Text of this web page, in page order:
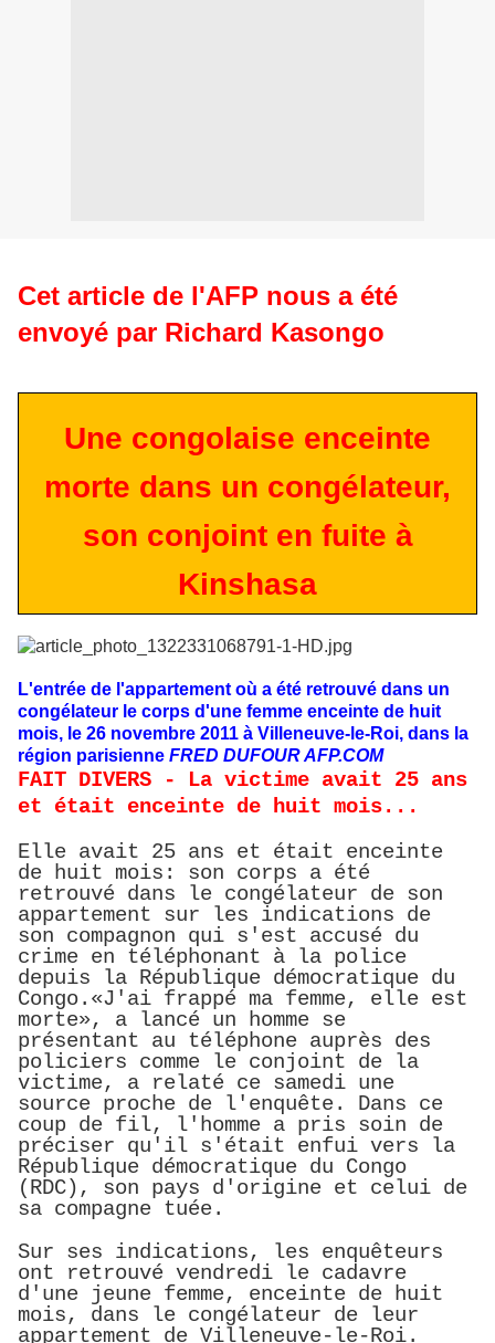
Cet article de l'AFP nous a été
envoyé par Richard Kasongo
Une congolaise enceinte
morte dans un congélateur,
son conjoint en fuite à
Kinshasa
L'entrée de l'appartement où a été retrouvé dans un
congélateur le corps d'une femme enceinte de huit
mois, le 26 novembre 2011 à Villeneuve-le-Roi, dans la
région parisienne FRED DUFOUR AFP.COM
FAIT DIVERS - La victime avait 25 ans
et était enceinte de huit mois...
Elle avait 25 ans et était enceinte
de huit mois: son corps a été
retrouvé dans le congélateur de son
appartement sur les indications de
son compagnon qui s'est accusé du
crime en téléphonant à la police
depuis la République démocratique du
Congo.«J'ai frappé ma femme, elle est
morte», a lancé un homme se
présentant au téléphone auprès des
policiers comme le conjoint de la
victime, a relaté ce samedi une
source proche de l'enquête. Dans ce
coup de fil, l'homme a pris soin de
préciser qu'il s'était enfui vers la
République démocratique du Congo
(RDC), son pays d'origine et celui de
sa compagne tuée.
Sur ses indications, les enquêteurs
ont retrouvé vendredi le cadavre
d'une jeune femme, enceinte de huit
mois, dans le congélateur de leur
appartement de Villeneuve-le-Roi.